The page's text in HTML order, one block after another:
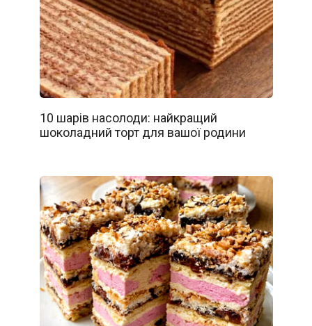
10 шарів насолоди: найкращий
шоколадний торт для вашої родини